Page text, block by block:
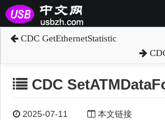
CDC GetEthernetStatistic
CDC
2025-07-11
本文链接